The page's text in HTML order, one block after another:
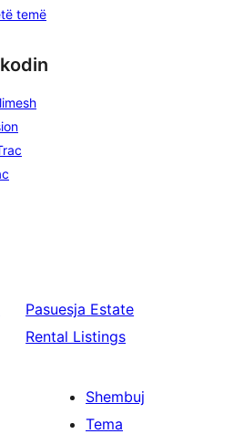
temë
Pasuesja Estate
Rental Listings
Shembuj
Tema